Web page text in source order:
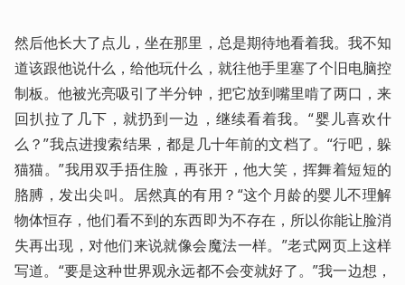
然后他长大了点儿，坐在那里，总是期待地看着我。我不知
道该跟他说什么，给他玩什么，就往他手里塞了个旧电脑控
制板。他被光亮吸引了半分钟，把它放到嘴里啃了两口，来
回扒拉了几下，就扔到一边，继续看着我。“婴儿喜欢什
么？”我点进搜索结果，都是几十年前的文档了。“行吧，躲
猫猫。”我用双手捂住脸，再张开，他大笑，挥舞着短短的
胳膊，发出尖叫。居然真的有用？“这个月龄的婴儿不理解
物体恒存，他们看不到的东西即为不存在，所以你能让脸消
失再出现，对他们来说就像会魔法一样。”老式网页上这样
写道。“要是这种世界观永远都不会变就好了。”我一边想，